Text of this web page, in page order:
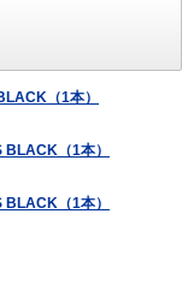
（1本）
（1本）
（1本）